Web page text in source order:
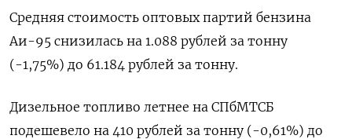
Средняя стоимость оптовых партий бензина
Аи-95 снизилась на 1.088 рублей за тонну
(-1,75%) до 61.184 рублей за тонну.
Дизельное топливо летнее на СПбМТСБ
подешевело на 410 рублей за тонну (-0,61%) до